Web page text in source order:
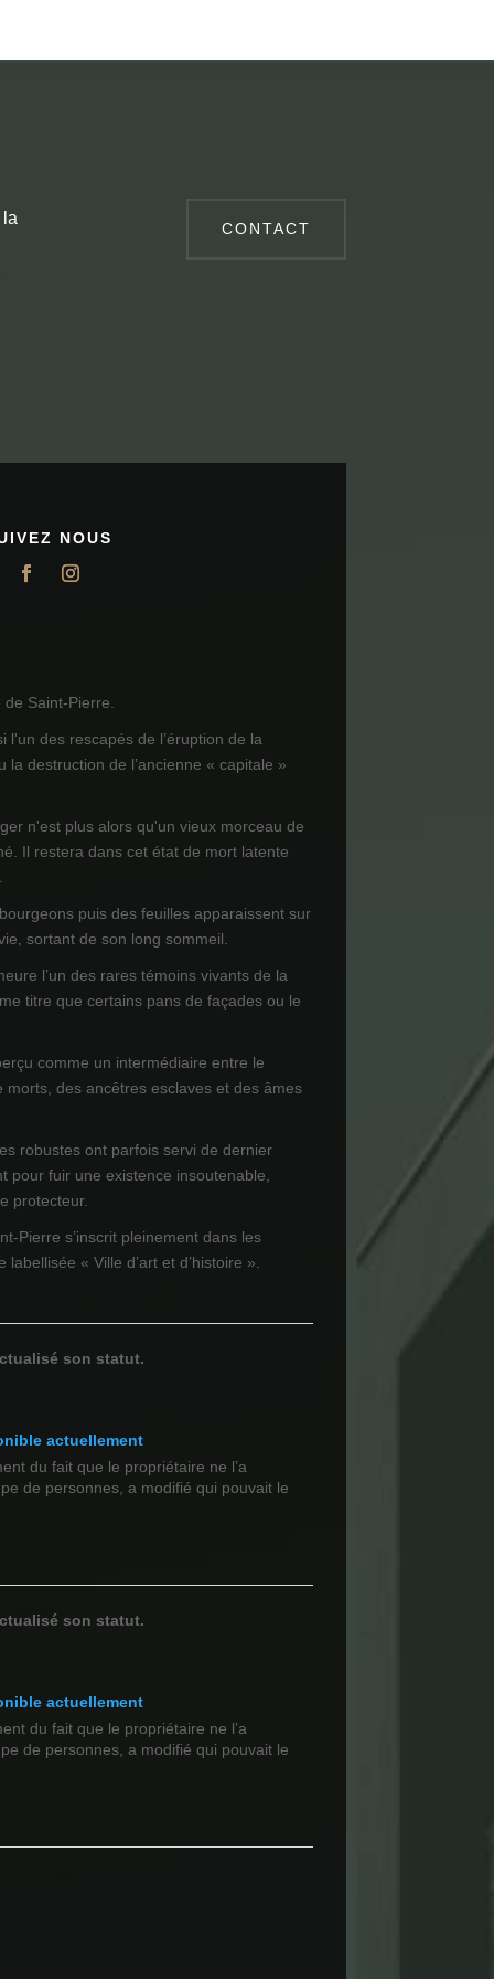
la
CONTACT
NOUS
Saint-Pierre.
l'un des rescapés de l’éruption de la
destruction de l’ancienne « capitale »
n'est plus alors qu'un vieux morceau de
Il restera dans cet état de mort latente
puis des feuilles apparaissent sur
sortant de son long sommeil.
l’un des rares témoins vivants de la
titre que certains pans de façades ou le
comme un intermédiaire entre le
des ancêtres esclaves et des âmes
robustes ont parfois servi de dernier
pour fuir une existence insoutenable,
protecteur.
Pierre s’inscrit pleinement dans les
« Ville d’art et d’histoire ».
son statut.
actuellement
du fait que le propriétaire ne l’a
de personnes, a modifié qui pouvait le
son statut.
actuellement
du fait que le propriétaire ne l’a
de personnes, a modifié qui pouvait le